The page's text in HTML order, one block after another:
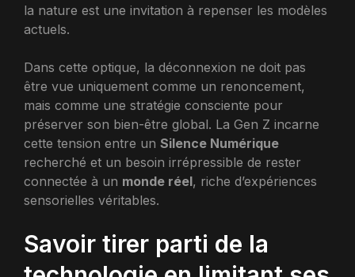
la nature est une invitation à repenser les modèles
actuels.
Dans cette optique, la déconnexion ne doit pas
être vue uniquement comme un renoncement,
mais comme une stratégie consciente pour
préserver son bien-être global. La Gen Z incarne
cette tension entre un Silence Numérique
recherché et un besoin irrépressible de rester
connectée à un monde réel, riche d’expériences
sensorielles véritables.
Savoir tirer parti de la